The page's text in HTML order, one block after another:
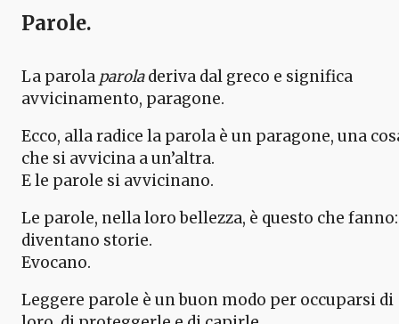
Parole.
La parola paroladeriva dal greco e significa
avvicinamento, paragone.
Ecco, alla radice la parola è un paragone, una
che si avvicina a un’altra.
E le parole si avvicinano.
Le parole, nella loro bellezza, è questo che fanno:
diventano storie.
Evocano.
Leggere parole è un buon modo per occuparsi di